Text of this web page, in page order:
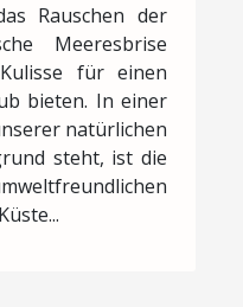
Rauschen der
Meeresbrise
für einen
bieten. In einer
natürlichen
steht, ist die